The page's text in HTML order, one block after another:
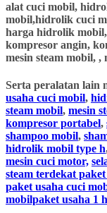
alat cuci mobil,
mobil,hidrolik cuci
harga hidrolik
kompresor angin,
mesin steam mobil, ,
Serta peralatan lain
usaha cuci mobil,
steam mobil, mesin
kompresor portabel,
shampoo mobil,
hidrolik mobil type h
mesin cuci motor,
steam terdekat
paket usaha cuci
mobilpaket usaha 1